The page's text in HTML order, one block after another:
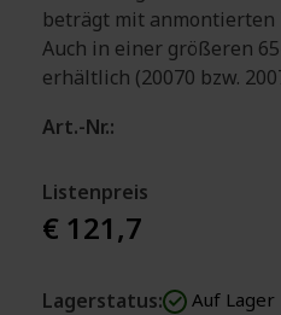
beträgt mit anmontierten
Auch in einer größeren
erhältlich (20070 bzw.
Art.-Nr.:
Listenpreis
€ 121,7
Lagerstatus: Auf Lager